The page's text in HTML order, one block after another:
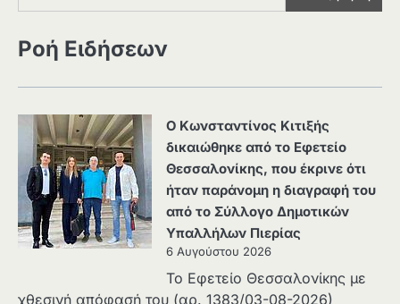
Ροή Ειδήσεων
Ο Κωνσταντίνος Κιτιξής
δικαιώθηκε από το Εφετείο
Θεσσαλονίκης, που έκρινε ότι
ήταν παράνομη η διαγραφή του
από το Σύλλογο Δημοτικών
Υπαλλήλων Πιερίας
6 Αυγούστου 2026
Το Εφετείο Θεσσαλονίκης με
χθεσινή απόφασή του (αρ. 1383/03-08-2026)